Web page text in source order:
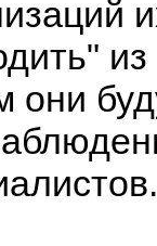
из
они